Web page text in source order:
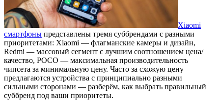
Xiaomi
смартфоны представлены тремя суббрендами с разными
приоритетами: Xiaomi — флагманские камеры и дизайн,
Redmi — массовый сегмент с лучшим соотношением цена/
качество, POCO — максимальная производительность
чипсета за минимальную цену. Часто за схожую цену
предлагаются устройства с принципиально разными
сильными сторонами — разберём, как выбрать правильный
суббренд под ваши приоритеты.